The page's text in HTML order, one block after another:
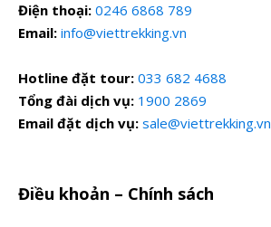
Điện thoại: 0246 6868 789
Email: info@viettrekking.vn
Hotline đặt tour: 033 682 4688
Tổng đài dịch vụ: 1900 2869
Email đặt dịch vụ: sale@viettrekking.vn
Điều khoản – Chính sách